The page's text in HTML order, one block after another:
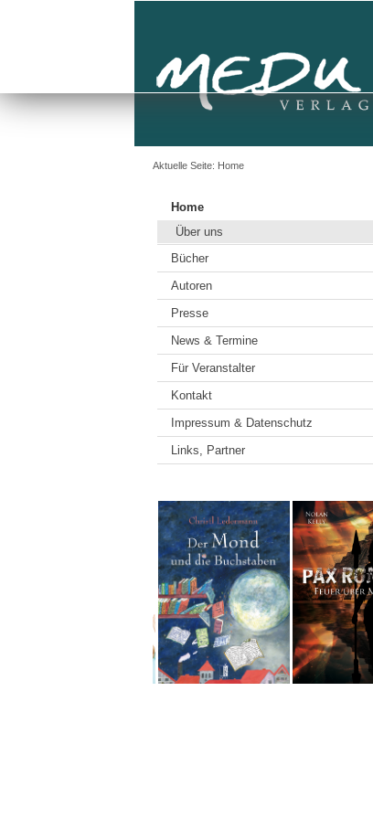
Aktuelle Seite: Home
Home
Über uns
Bücher
Autoren
Presse
News & Termine
Für Veranstalter
Kontakt
Impressum & Datenschutz
Links, Partner